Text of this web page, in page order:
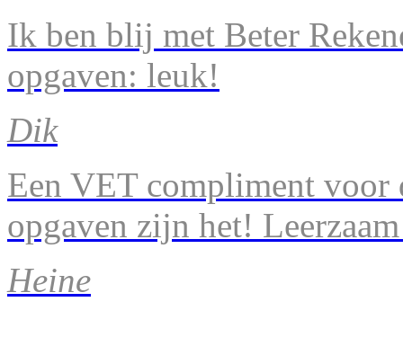
Ik ben blij met Beter
opgaven: leuk!
Dik
Een VET compliment voor
opgaven zijn het!
Heine